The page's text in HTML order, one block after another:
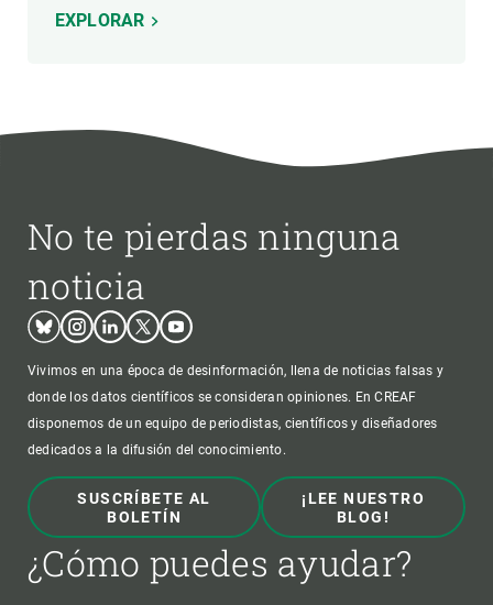
EXPLORAR
No te pierdas ninguna
noticia
BlueskyInstagram
LinkedinTwitterYoutube
Vivimos en una época de desinformación, llena de noticias falsas y
donde los datos científicos se consideran opiniones. En CREAF
disponemos de un equipo de periodistas, científicos y diseñadores
dedicados a la difusión del conocimiento.
SUSCRÍBETE AL
BOLETÍN
¡LEE NUESTRO
BLOG!
¿Cómo puedes ayudar?